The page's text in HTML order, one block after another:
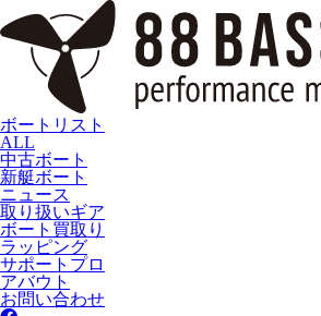
ボートリスト
ALL
中古ボート
新艇ボート
ニュース
取り扱いギア
ボート買取り
ラッピング
サポートプロ
アバウト
お問い合わせ